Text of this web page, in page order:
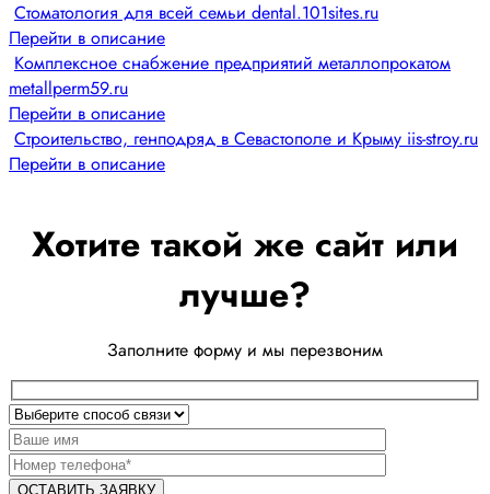
Стоматология для всей семьи dental.101sites.ru
Перейти в описание
Комплексное снабжение предприятий металлопрокатом
metallperm59.ru
Перейти в описание
Строительство, генподряд в Севастополе и Крыму iis-stroy.ru
Перейти в описание
Хотите такой же сайт или
лучше?
Заполните форму и мы перезвоним